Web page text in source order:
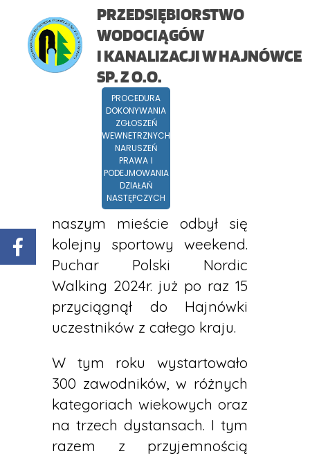
PRZEDSIĘBIORSTWO
WODOCIĄGÓW
I KANALIZACJI W HAJNÓWCE
SP. Z O.O.
PROCEDURA
DOKONYWANIA
ZGŁOSZEŃ
WEWNETRZNYCH
NARUSZEŃ
PRAWA I
PODEJMOWANIA
DZIAŁAŃ
NASTĘPCZYCH
Puchar Polski Nordic Walking
2024
21 września 2024 r. w
naszym mieście odbył się
kolejny sportowy weekend.
Puchar Polski Nordic
Walking 2024r. już po raz 15
przyciągnął do Hajnówki
uczestników z całego kraju.
W tym roku wystartowało
300 zawodników, w różnych
kategoriach wiekowych oraz
na trzech dystansach. I tym
razem z przyjemnością